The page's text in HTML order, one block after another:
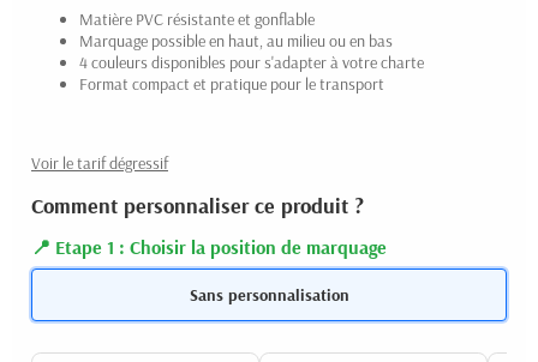
Matière PVC résistante et gonflable
Marquage possible en haut, au milieu ou en bas
4 couleurs disponibles pour s'adapter à votre charte
Format compact et pratique pour le transport
Voir le tarif dégressif
Comment personnaliser ce produit ?
Etape 1 : Choisir la position de marquage
Sans personnalisation